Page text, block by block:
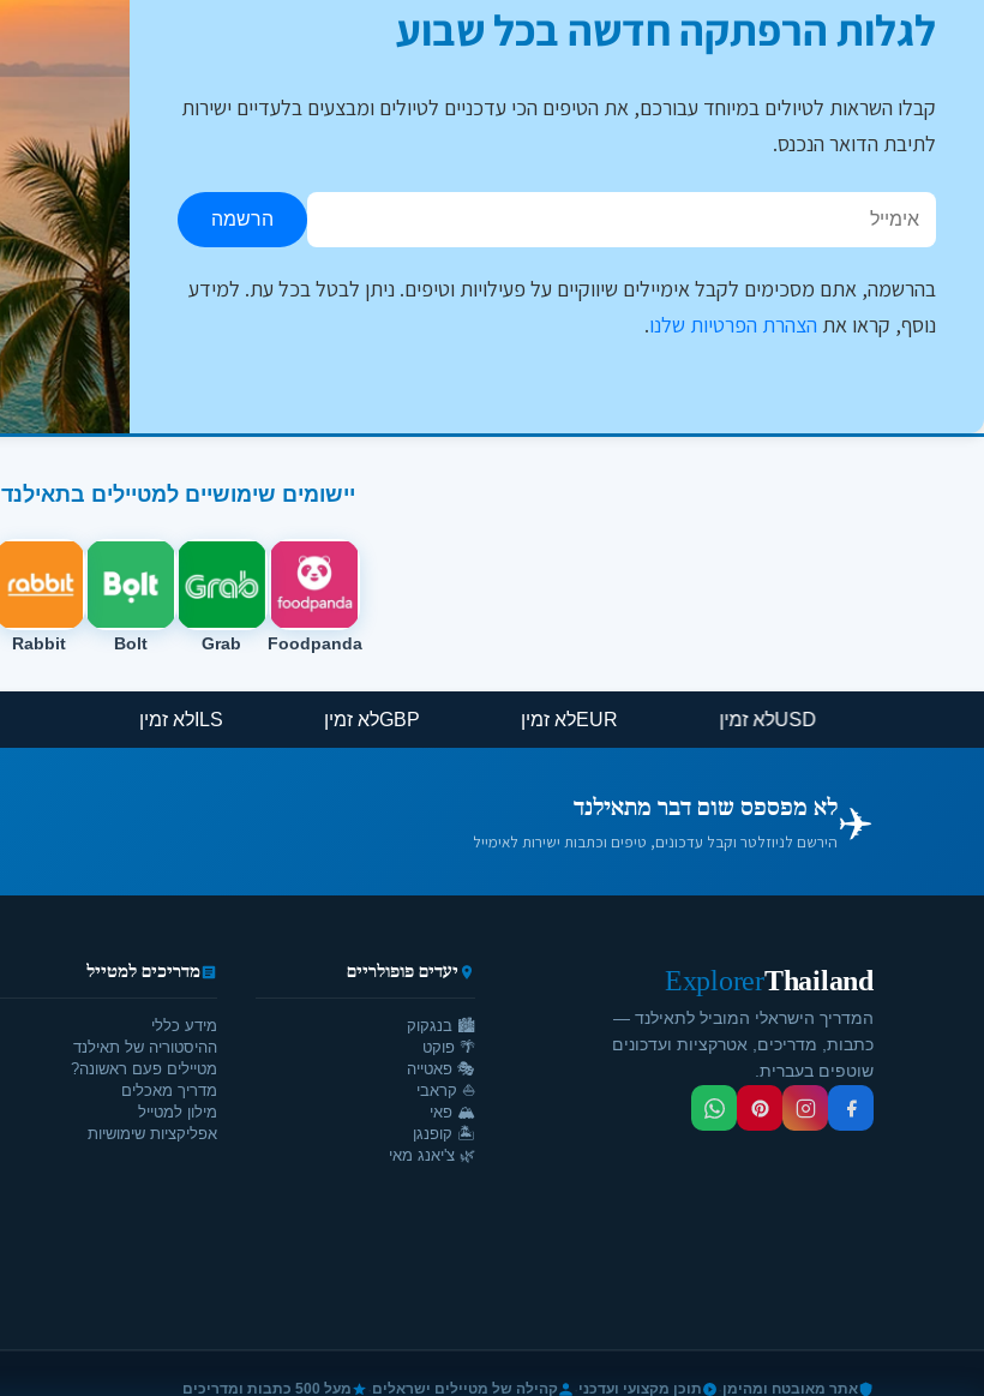
לגלות הרפתקה חדשה בכל שבוע
קבלו השראות לטיולים במיוחד עבורכם, את הטיפים הכי עדכניים לטיולים ומבצעים בלעדיים ישירות
לתיבת הדואר הנכנס.
הרשמה
בהרשמה, אתם מסכימים לקבל אימיילים שיווקיים על פעילויות וטיפים. ניתן לבטל בכל עת. למידע
נוסף, קראו את הצהרת הפרטיות שלנו.
יישומים שימושיים למטיילים בתאילנד
Foodpanda
Grab
Bolt
Rabbit
USD
EUR
GBP
ILS
✈️לא מפספס שום דבר מתאילנד
הירשם לניוזלטר וקבל עדכונים, טיפים וכתבות ישירות לאימייל
Thailand
Explorer
המדריך הישראלי המוביל לתאילנד —
כתבות, מדריכים, אטרקציות ועדכונים
שוטפים בעברית.
יעדים פופולריים
🏙️ בנגקוק
🌴 פוקט
🎭 פאטייה
⛵ קראבי
🏔️ פאי
🏝️ קופנגן
🌿 צ'יאנג מאי
מדריכים למטייל
מידע כללי
ההיסטוריה של תאילנד
מטיילים פעם ראשונה?
מדריך מאכלים
מילון למטייל
אפליקציות שימושיות
אתר מאובטח ומהימן תוכן מקצועי ועדכני קהילה של מטיילים ישראלים מעל 500 כתבות ומדריכים